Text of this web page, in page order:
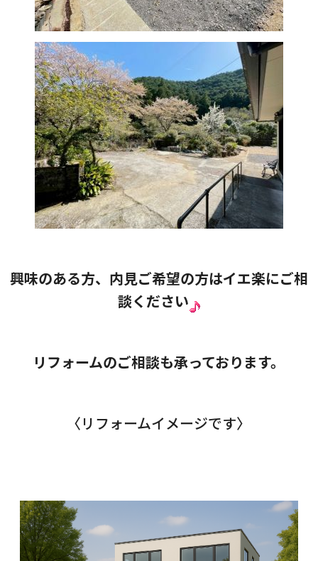
興味のある方、内見ご希望の方はイエ楽にご相
談ください
リフォームのご相談も承っております。
〈リフォームイメージです〉